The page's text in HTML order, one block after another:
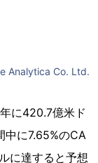
Analytica Co. Ltd.
に420.7億米ド
に7.65%のCA
に達すると予想